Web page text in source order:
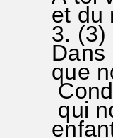
et du
3.
Dans
que
qui